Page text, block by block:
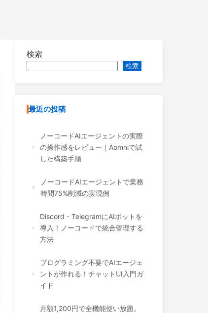
検索
検索
最近の投稿
ノーコードAIエージェントの実際
の操作感をレビュー｜Aomniで試
した構築手順
ノーコードAIエージェントで業務
時間75%削減の実現例
Discord・TelegramにAIボットを
導入！ノーコードで統合管理する
方法
プログラミング不要でAIエージェ
ントが作れる！チャットUI入門ガ
イド
月額1,200円で全機能使い放題。